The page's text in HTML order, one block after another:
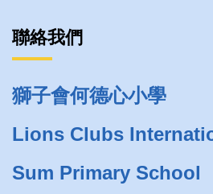
聯絡我們
獅子會何德心小學
Lions Clubs
Sum Primary School